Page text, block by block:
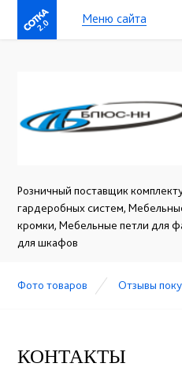
2.0 Меню сайта
Розничный поставщик
гардеробных систем,
кромки, Мебельные петли для
для шкафов
Фото товаров Отзывы
КОНТАКТЫ